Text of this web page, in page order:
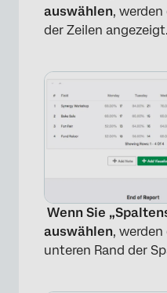
auswählen,
der Zeilen angezeigt.
Wenn Sie
auswählen,
unteren Rand der